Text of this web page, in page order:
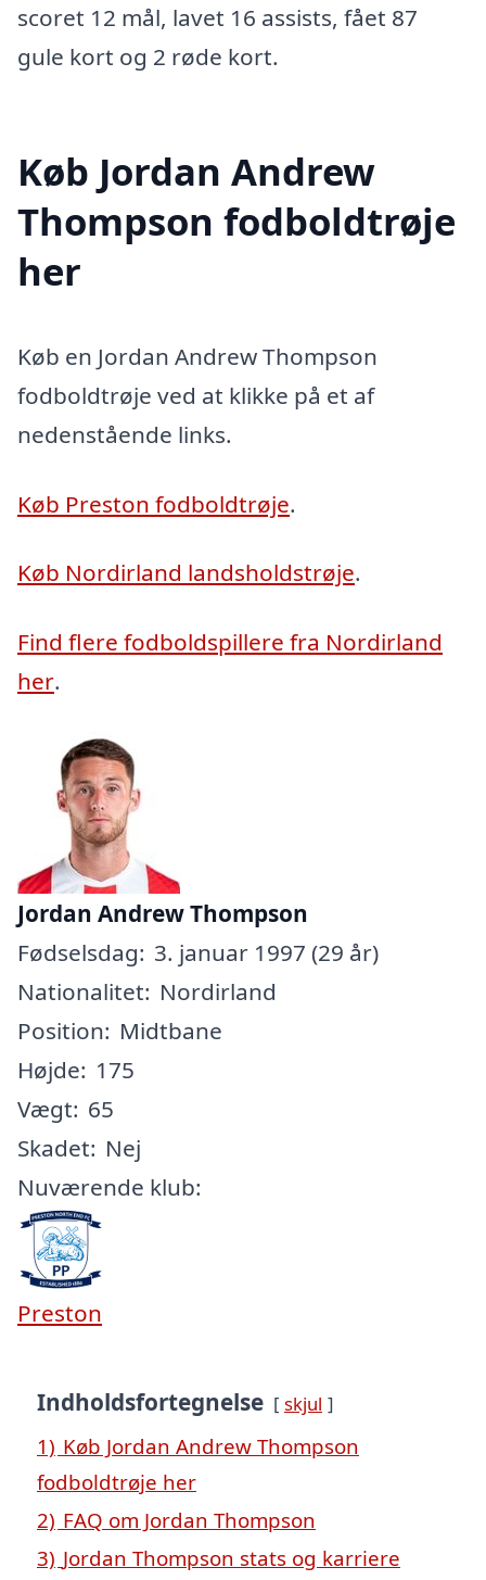
scoret 12 mål, lavet 16 assists, fået 87
gule kort og 2 røde kort.
Køb Jordan Andrew
Thompson fodboldtrøje
her
Køb en Jordan Andrew Thompson
fodboldtrøje ved at klikke på et af
nedenstående links.
Køb Preston fodboldtrøje.
Køb Nordirland landsholdstrøje.
Find flere fodboldspillere fra Nordirland
her.
Jordan Andrew Thompson
Fødselsdag: 3. januar 1997 (29 år)
Nationalitet: Nordirland
Position: Midtbane
Højde: 175
Vægt: 65
Skadet: Nej
Nuværende klub:
Preston
Indholdsfortegnelse skjul
1) Køb Jordan Andrew Thompson
fodboldtrøje her
2) FAQ om Jordan Thompson
3) Jordan Thompson stats og karriere